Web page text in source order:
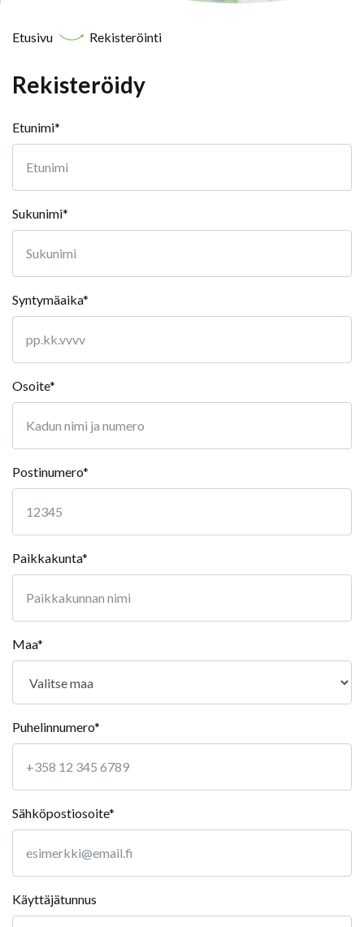
Etusivu Rekisteröinti
Rekisteröidy
Etunimi*
Sukunimi*
Syntymäaika*
Osoite*
Postinumero*
Paikkakunta*
Maa*
Puhelinnumero*
Sähköpostiosoite*
Käyttäjätunnus